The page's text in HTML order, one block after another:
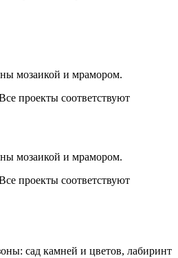
мозаикой и мрамором.
проекты соответствуют
мозаикой и мрамором.
проекты соответствуют
сад камней и цветов, лабиринт